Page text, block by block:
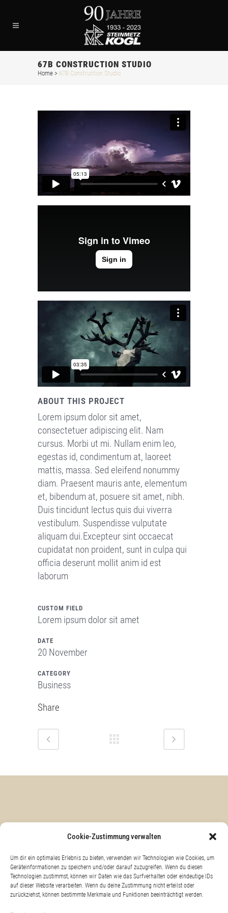
Cookie-Zustimmung verwalten
Um dir ein optimales Erlebnis zu bieten, verwenden wir Technologien wie Cookies, um
Geräteinformationen zu speichern und/oder darauf zuzugreifen. Wenn du diesen
Technologien zustimmst, können wir Daten wie das Surfverhalten oder eindeutige IDs
auf dieser Website verarbeiten. Wenn du deine Zustimmung nicht erteilst oder
zurückziehst, können bestimmte Merkmale und Funktionen beeinträchtigt werden.
67B CONSTRUCTION STUDIO
Home > 67B Construction Studio
ABOUT THIS PROJECT
Lorem ipsum dolor sit amet,
consectetuer adipiscing elit. Nam
cursus. Morbi ut mi. Nullam enim leo,
egestas id, condimentum at, laoreet
mattis, massa. Sed eleifend nonummy
diam. Praesent mauris ante, elementum
et, bibendum at, posuere sit amet, nibh.
Duis tincidunt lectus quis dui viverra
vestibulum. Suspendisse vulputate
aliquam dui.Excepteur sint occaecat
cupidatat non proident, sunt in culpa qui
officia deserunt mollit anim id est
laborum
CUSTOM FIELD
Lorem ipsum dolor sit amet
DATE
20 November
CATEGORY
Business
Share
IMPRESSUM